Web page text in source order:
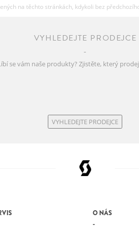
na těchto stránkách, kdykoli bez
VYHLEDEJTE PRODEJCE
se vám naše produkty? Zjistěte, který
VYHLEDEJTE PRODEJCE
O NÁS